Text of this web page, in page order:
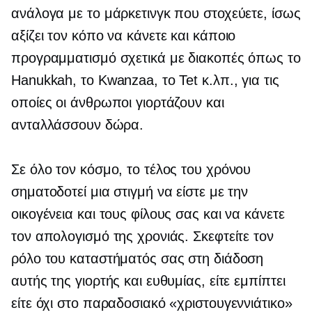
ανάλογα με το μάρκετινγκ που στοχεύετε, ίσως
αξίζει τον κόπο να κάνετε και κάποιο
προγραμματισμό σχετικά με διακοπές όπως το
Hanukkah, το Kwanzaa, το Tet κ.λπ., για τις
οποίες οι άνθρωποι γιορτάζουν και
ανταλλάσσουν δώρα.
Σε όλο τον κόσμο, το τέλος του χρόνου
σηματοδοτεί μια στιγμή να είστε με την
οικογένεια και τους φίλους σας και να κάνετε
τον απολογισμό της χρονιάς. Σκεφτείτε τον
ρόλο του καταστήματός σας στη διάδοση
αυτής της γιορτής και ευθυμίας, είτε εμπίπτει
είτε όχι στο παραδοσιακό «χριστουγεννιάτικο»